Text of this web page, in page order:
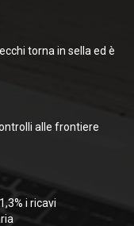
torna in sella ed è
alle frontiere
i ricavi